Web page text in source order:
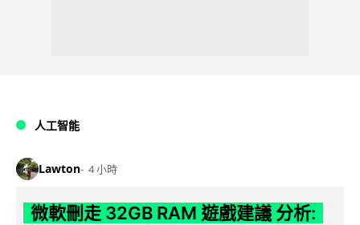
人工智能
Lawton 4 小時
微軟刪走 32GB RAM 遊戲建議 分析: